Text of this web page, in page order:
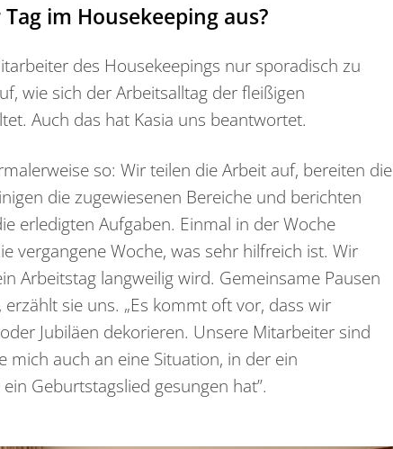
im Housekeeping aus?
des Housekeepings nur sporadisch zu
wie sich der Arbeitsalltag der fleißigen
Auch das hat Kasia uns beantwortet.
so: Wir teilen die Arbeit auf, bereiten die
die zugewiesenen Bereiche und berichten
erledigten Aufgaben. Einmal in der Woche
vergangene Woche, was sehr hilfreich ist. Wir
Arbeitstag langweilig wird. Gemeinsame Pausen
sie uns. „Es kommt oft vor, dass wir
Jubiläen dekorieren. Unsere Mitarbeiter sind
mich auch an eine Situation, in der ein
Geburtstagslied gesungen hat”.